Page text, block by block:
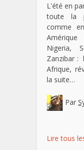
L'été en
toute la
comme
Nigeria,
Zanzibar :
Afrique,
la suite…
Par
Lire tous